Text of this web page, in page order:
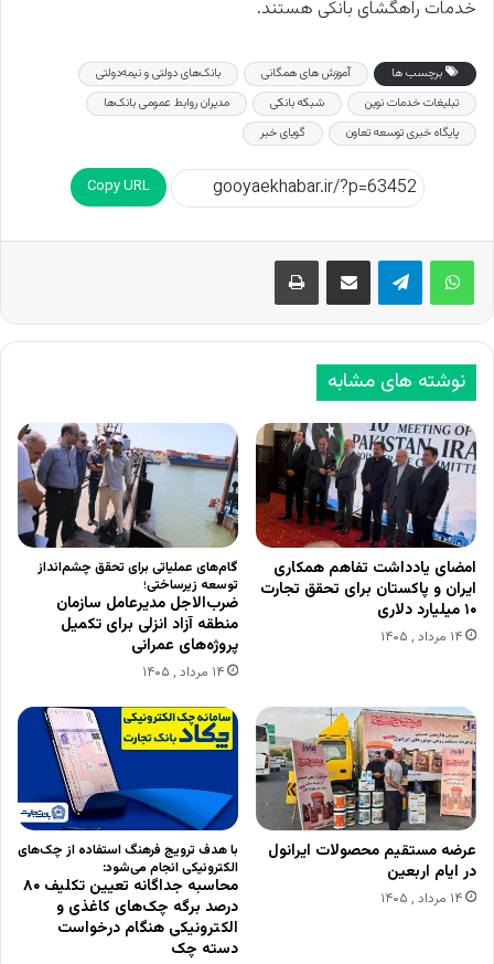
خدمات راهگشای بانکی هستند.
برچسب ها آموزش های همگانی
بانک‌های دولتی و نیمه‌دولتی
تبلیغات خدمات نوین
شبکه بانکی
مدیران روابط عمومی بانک‌ها
پایگاه خبری توسعه تعاون
گویای خبر
Copy URL
اشتراک گذاری از طریق ایمیل چاپ
نوشته های مشابه
امضای یادداشت تفاهم همکاری
ایران و پاکستان برای تحقق تجارت
۱۰ میلیارد دلاری
۱۴ مرداد , ۱۴۰۵
گام‌های عملیاتی برای تحقق چشم‌انداز
توسعه زیرساختی؛
ضرب‌الاجل مدیرعامل سازمان
منطقه آزاد انزلی برای تکمیل
پروژه‌های عمرانی
۱۴ مرداد , ۱۴۰۵
عرضه مستقیم محصولات ایرانول
در ایام اربعین
۱۴ مرداد , ۱۴۰۵
با هدف ترویج فرهنگ استفاده از چک‌های
الکترونیکی انجام می‌شود:
محاسبه جداگانه تعیین تکلیف ۸۰
درصد برگه چک‌های کاغذی و
الکترونیکی هنگام درخواست
دسته چک